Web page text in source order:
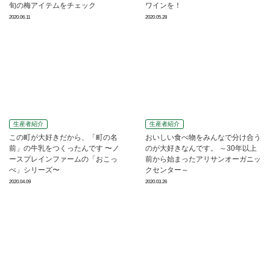
旬の梅アイテムをチェック
2020.06.11
ワインを！
2020.05.28
生産者紹介
この町が大好きだから、「町の名
前」の牛乳をつくったんです 〜ノ
ースプレインファームの「おこっ
ぺ」シリーズ〜
2020.04.09
生産者紹介
おいしい食べ物をみんなで分け合う
のが大好きなんです。 ～30年以上
前から始まったアリサンオーガニッ
クセンター～
2020.03.26